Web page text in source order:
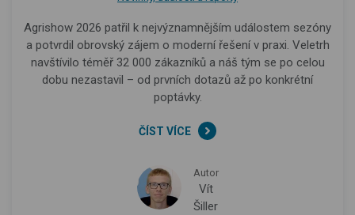
Agrishow 2026 patřil k nejvýznamnějším událostem sezóny
a potvrdil obrovský zájem o moderní řešení v praxi. Veletrh
navštívilo téměř 32 000 zákazníků a náš tým se po celou
dobu nezastavil – od prvních dotazů až po konkrétní
poptávky.
ČÍST VÍCE
Autor
Vít
Šiller